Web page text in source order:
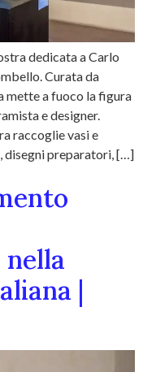
dedicata a Carlo
Curata da
mette a fuoco la figura
e designer.
raccoglie vasi e
disegni preparatori, […]
|